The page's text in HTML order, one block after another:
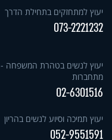
יעוץ למתחזקים בתחילת הדרך
073-2221232
יעוץ לנשים בטהרת המשפחה -
מתחברות
02-6301516
יעוץ תמיכה וסיוע לנשים בהריון
052-9551591